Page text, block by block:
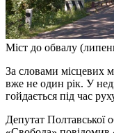
Міст до обвалу
За словами місцевих
вже не один рік. У
гойдається під час
Депутат Полтавської